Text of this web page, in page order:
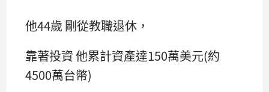
他44歲 剛從教職退休，
靠著投資 他累計資產達150萬美元(約
4500萬台幣)